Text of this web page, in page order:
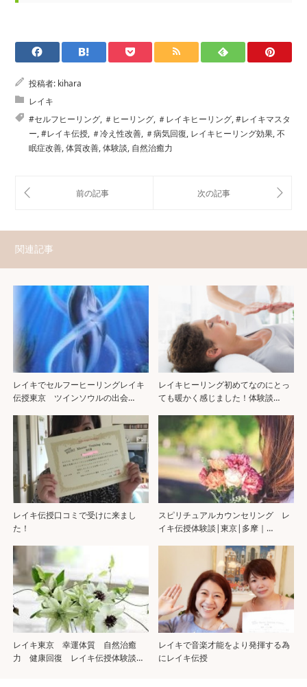
投稿者: kihara
レイキ
#セルフヒーリング, ＃ヒーリング, ＃レイキヒーリング,#レイキマスタ
ー,#レイキ伝授, ＃冷え性改善, ＃病気回復, レイキヒーリング効果,不
眠症改善,体質改善,体験談, 自然治癒力
関連記事
レイキでセルフーヒーリングレイキ
伝授東京 ツインソウルの出会…
レイキヒーリング初めてなのにとっ
ても暖かく感じました！体験談…
レイキ伝授口コミで受けに来まし
た！
スピリチュアルカウンセリング レ
イキ伝授体験談|東京|多摩｜…
レイキ東京 幸運体質 自然治癒
力 健康回復 レイキ伝授体験談…
レイキで音楽才能をより発揮する為
にレイキ伝授